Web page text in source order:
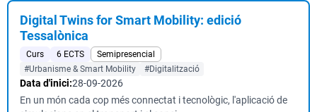
Digital Twins for Smart Mobility: edició
Tessalònica
Curs 6 ECTS
Semipresencial
#Urbanisme & Smart Mobility
#Digitalització
Data d'inici:28-09-2026
En un món cada cop més connectat i tecnològic, l'aplicació de